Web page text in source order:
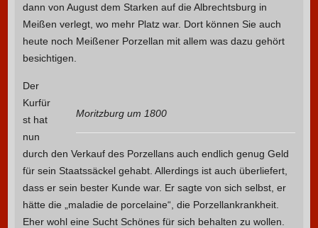
dann von August dem Starken auf die Albrechtsburg in
Meißen verlegt, wo mehr Platz war. Dort können Sie auch
heute noch Meißener Porzellan mit allem was dazu gehört
besichtigen.
Moritzburg um 1800
Der
Kurfür
st hat
nun
durch den Verkauf des Porzellans auch endlich genug Geld
für sein Staatssäckel gehabt. Allerdings ist auch überliefert,
dass er sein bester Kunde war. Er sagte von sich selbst, er
hätte die „maladie de porcelaine“, die Porzellankrankheit.
Eher wohl eine Sucht Schönes für sich behalten zu wollen.